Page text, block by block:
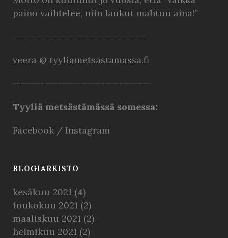
paino vaihtelee, niin laukut mahtuu aina!”
—————————————————–
veera @ tyyliametsastamassa.fi
——————————————————
Tyyliä metsästämässä somessa:
Facebook / Instagram
BLOGIARKISTO
kesäkuu 2021 (4)
toukokuu 2021 (2)
maaliskuu 2021 (2)
helmikuu 2021 (2)